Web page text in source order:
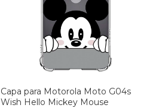
Capa para Motorola Moto G04s
Wish Hello Mickey Mouse